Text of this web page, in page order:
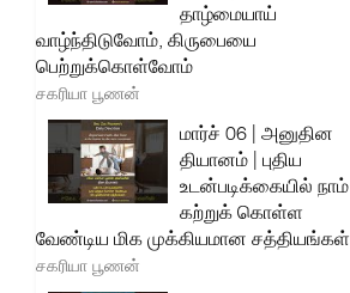
தாழ்மையாய்
வாழ்ந்திடுவோம், கிருபையை
பெற்றுக்கொள்வோம்
சகரியா பூணன்
மார்ச் 06 | அனுதின
தியானம் | புதிய
உடன்படிக்கையில் நாம்
கற்றுக் கொள்ள
வேண்டிய மிக முக்கியமான சத்தியங்கள்
சகரியா பூணன்